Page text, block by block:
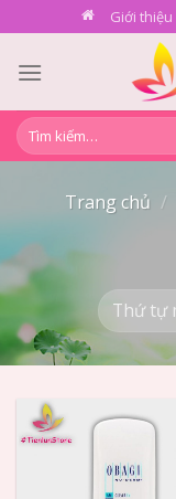
to
content
Giới thiệu
Tìm
kiếm:
Trang chủ /